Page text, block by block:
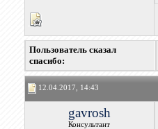
Пользователь сказал
cпасибо:
12.04.2017, 14:43
gavrosh
Консультант